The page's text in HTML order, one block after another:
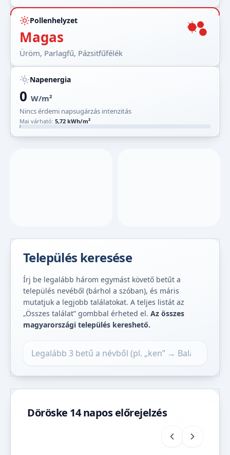
Pollenhelyzet
Magas
Üröm, Parlagfű, Pázsitfűfélék
Napenergia
0 W/m²
Nincs érdemi napsugárzás intenzitás
Mai várható: 5,72 kWh/m²
Település keresése
Írj be legalább három egymást követő betűt a
település nevéből (bárhol a szóban), és máris
mutatjuk a legjobb találatokat. A teljes listát az
„Összes találat” gombbal érheted el. Az összes
magyarországi település kereshető.
Döröske 14 napos előrejelzés